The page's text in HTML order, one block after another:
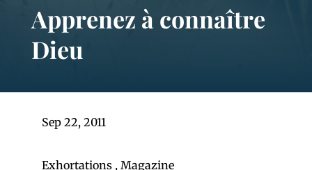
Apprenez à connaître
Dieu
Sep 22, 2011
Exhortations, Magazine